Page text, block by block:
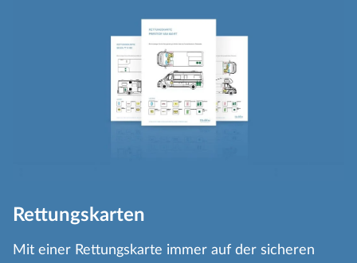
Rettungskarten
Mit einer Rettungskarte immer auf der sicheren